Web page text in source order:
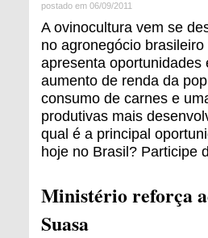
postado em 06/09/2011
A ovinocultura vem se
no agronegócio
apresenta
aumento de renda da
consumo de carnes e
produtivas mais
qual é a principal
hoje no Brasil? Participe
Ministério reforça
Suasa